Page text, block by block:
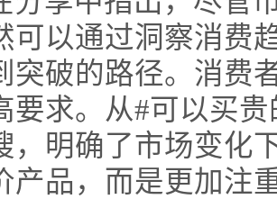
可以通过洞察消费
突破的路径。消费
要求。从#可以买
，明确了市场变化
产品，而是更加注